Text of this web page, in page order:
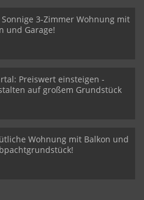
3-Zimmer Wohnung mit
und Garage!
Preiswert einsteigen -
auf großem Grundstück
Wohnung mit Balkon und